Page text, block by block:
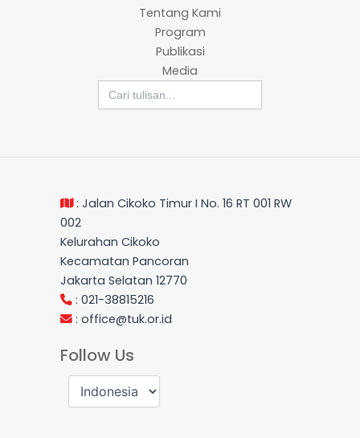
Tentang Kami
Program
Publikasi
Media
Search
for:
: Jalan Cikoko Timur I No. 16 RT 001 RW
002
Kelurahan Cikoko
Kecamatan Pancoran
Jakarta Selatan 12770
: 021-38815216
: office@tuk.or.id
Follow Us